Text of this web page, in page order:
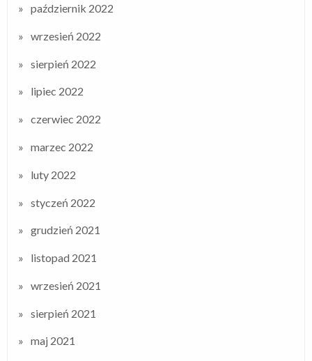
październik 2022
wrzesień 2022
sierpień 2022
lipiec 2022
czerwiec 2022
marzec 2022
luty 2022
styczeń 2022
grudzień 2021
listopad 2021
wrzesień 2021
sierpień 2021
maj 2021